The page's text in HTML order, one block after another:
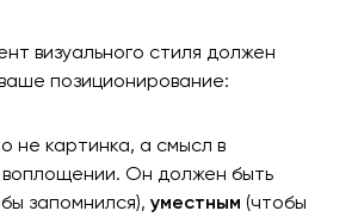
визуального стиля должен
позиционирование:
не картинка, а смысл в
Он должен быть
запомнился), уместным (чтобы